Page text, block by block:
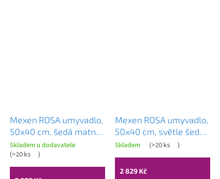
Mexen ROSA umyvadlo,
50x40 cm, šedá matná,
21095071
Skladem u dodavatele
(>20 ks )
Mexen ROSA umyvadlo,
50x40 cm, světle šedá
matná, 21095061
Skladem (>20 ks )
2 829 Kč